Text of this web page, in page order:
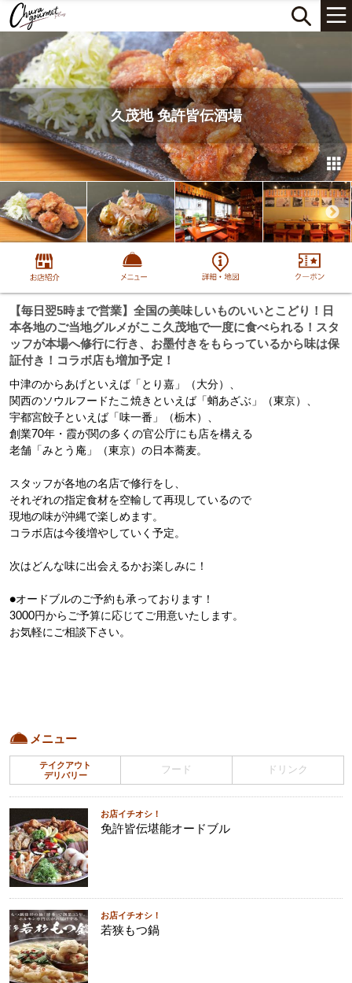
久茂地 免許皆伝酒場
【毎日翌5時まで営業】全国の美味しいものいいとこどり！日
本各地のご当地グルメがここ久茂地で一度に食べられる！スタ
ッフが本場へ修行に行き、お墨付きをもらっているから味は保
証付き！コラボ店も増加予定！
中津のからあげといえば「とり嘉」（大分）、
関西のソウルフードたこ焼きといえば「蛸あざぶ」（東京）、
宇都宮餃子といえば「味一番」（栃木）、
創業70年・霞が関の多くの官公庁にも店を構える
老舗「みとう庵」（東京）の日本蕎麦。
スタッフが各地の名店で修行をし、
それぞれの指定食材を空輸して再現しているので
現地の味が沖縄で楽しめます。
コラボ店は今後増やしていく予定。
次はどんな味に出会えるかお楽しみに！
●オードブルのご予約も承っております！
3000円からご予算に応じてご用意いたします。
メニュー
テイクアウト
デリバリー
フード ドリンク
お店イチオシ！
免許皆伝堪能オードブル
お店イチオシ！
若狭もつ鍋